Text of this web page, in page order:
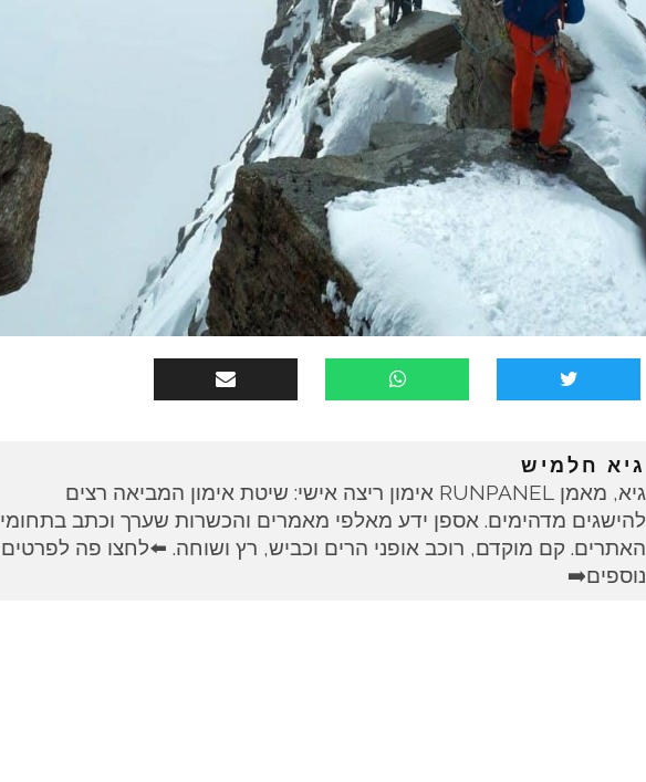
גיא חלמיש
גיא, מאמן RUNPANEL אימון ריצה אישי: שיטת אימון המביאה רצים
להישגים מדהימים. אספן ידע מאלפי מאמרים והכשרות שערך וכתב בתחומי
האתרים. קם מוקדם, רוכב אופני הרים וכביש, רץ ושוחה. ⬅️לחצו פה לפרטים
נוספים➡️